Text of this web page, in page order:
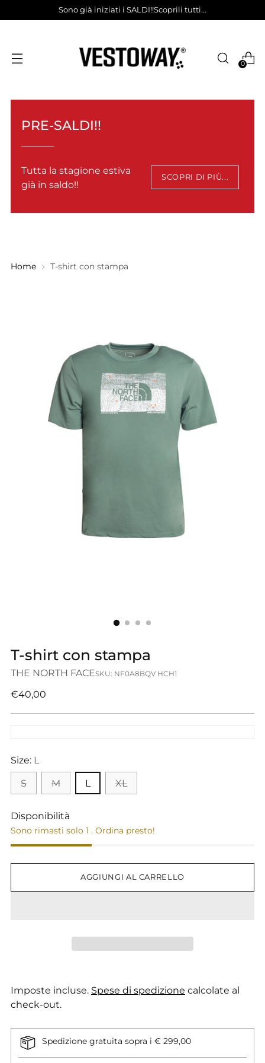
Sono già iniziati i SALDI!!Scoprili tutti...
0
PRE-SALDI!!
Tutta la stagione estiva
già in saldo!!
SCOPRI DI PIÙ...
Home T-shirt con stampa
T-shirt con stampa
THE NORTH FACESKU: NF0A8BQV HCH1
Prezzo
€40,00
Size: L
S
M L XL
Disponibilità
Sono rimasti solo 1 . Ordina presto!
AGGIUNGI AL CARRELLO
Imposte incluse. Spese di spedizione calcolate al
check-out.
Spedizione gratuita sopra i € 299,00